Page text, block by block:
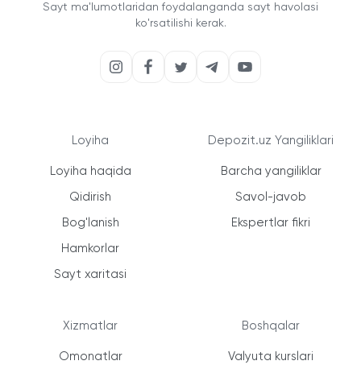
Sayt ma'lumotlaridan foydalanganda sayt havolasi
ko'rsatilishi kerak.
Loyiha
Loyiha haqida
Qidirish
Bog'lanish
Hamkorlar
Sayt xaritasi
Xizmatlar
Omonatlar
Depozit.uz Yangiliklari
Barcha yangiliklar
Savol-javob
Ekspertlar fikri
Boshqalar
Valyuta kurslari